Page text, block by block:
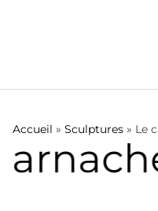
Accueil » Sculptures » Le